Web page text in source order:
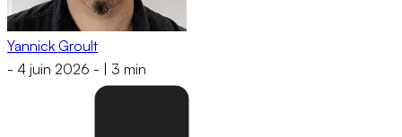
Yannick Groult
- 4 juin 2026 - 3 min